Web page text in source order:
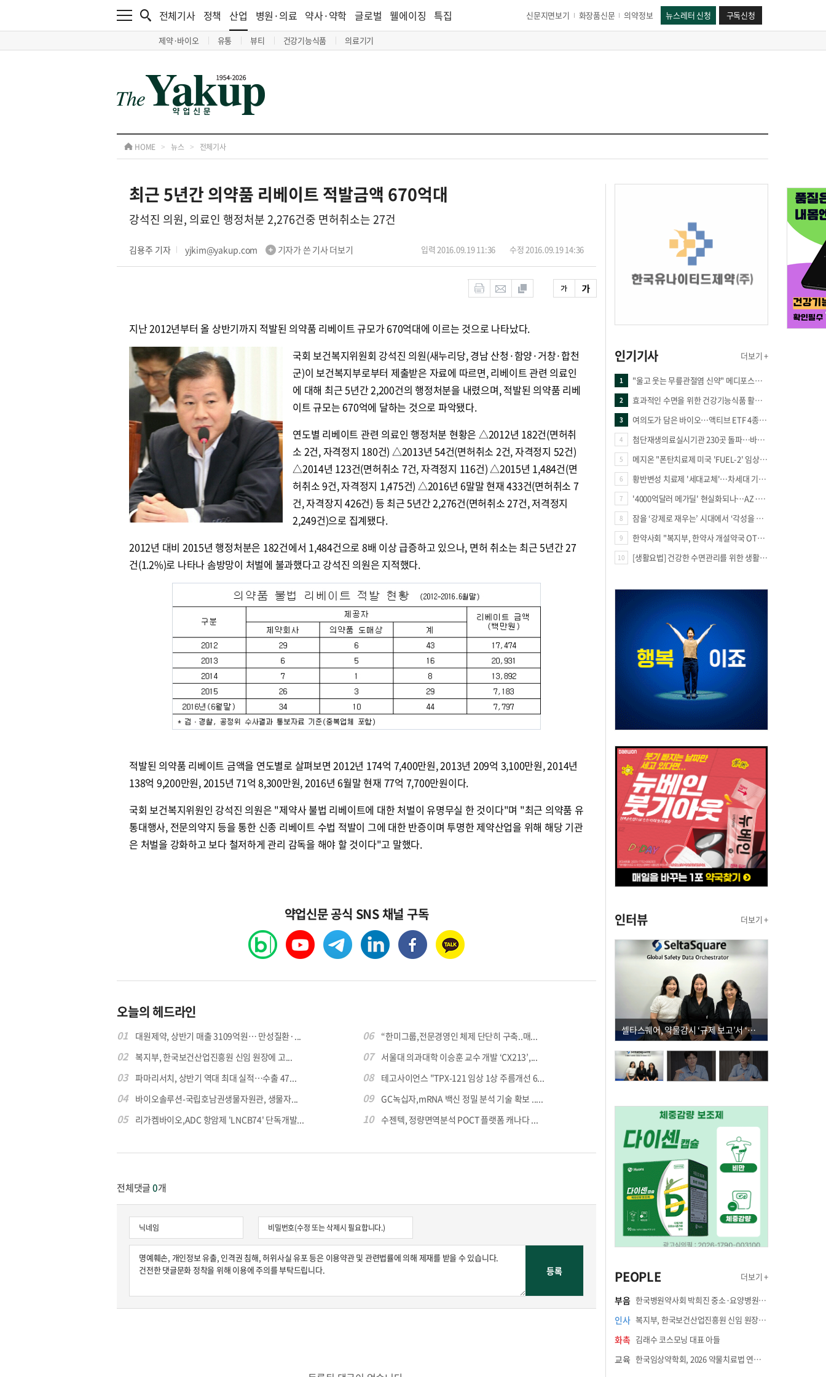
전체기사 정책 산업
제약·바이오 유통 뷰티 건강기능식품 의료기기
병원·의료 약사·약학 글로벌 웰에이징 특집 신문지면보기 화장품신문 의약정보 뉴스레터 신청 구독신청
HOME > 뉴스 > 전체기사
최근 5년간 의약품 리베이트 적발금액 670억대
강석진 의원, 의료인 행정처분 2,276건중 면허취소는 27건
김용주 기자 yjkim@yakup.com 기자가 쓴 기사 더보기 입력 2016.09.19 11:36 수정 2016.09.19 14:36
지난 2012년부터 올 상반기까지 적발된 의약품 리베이트 규모가 670억대에 이르는 것으로 나타났다.
국회 보건복지위원회 강석진 의원(새누리당, 경남 산청·함양·거창·합천
군)이 보건복지부로부터 제출받은 자료에 따르면, 리베이트 관련 의료인
에 대해 최근 5년간 2,200건의 행정처분을 내렸으며, 적발된 의약품 리베
이트 규모는 670억에 달하는 것으로 파악됐다.
연도별 리베이트 관련 의료인 행정처분 현황은 △2012년 182건(면허취
소 2건, 자격정지 180건) △2013년 54건(면허취소 2건, 자격정지 52건)
△2014년 123건(면허취소 7건, 자격정지 116건) △2015년 1,484건(면
허취소 9건, 자격정지 1,475건) △2016년 6말말 현재 433건(면허취소 7
건, 자격장지 426건) 등 최근 5년간 2,276건(면허취소 27건, 저격정지
2,249건)으로 집계됐다.
2012년 대비 2015년 행정처분은 182건에서 1,484건으로 8배 이상 급증하고 있으나, 면허 취소는 최근 5년간 27
건(1.2%)로 나타나 솜방망이 처벌에 불과했다고 강석진 의원은 지적했다.
적발된 의약품 리베이트 금액을 연도별로 살펴보면 2012년 174억 7,400만원, 2013년 209억 3,100만원, 2014년
138억 9,200만원, 2015년 71억 8,300만원, 2016년 6월말 현재 77억 7,700만원이다.
국회 보건복지위원인 강석진 의원은 "제약사 불법 리베이트에 대한 처벌이 유명무실 한 것이다"며 "최근 의약품 유
통대행사, 전문의약지 등을 통한 신종 리베이트 수법 적발이 그에 대한 반증이며 투명한 제약산업을 위해 해당 기관
은 처벌을 강화하고 보다 철저하게 관리 감독을 해야 할 것이다"고 말했다.
약업신문 공식 SNS 채널 구독
오늘의 헤드라인
01 대원제약, 상반기 매출 3109억원… 만성질환·...
02 복지부, 한국보건산업진흥원 신임 원장에 고...
03 파마리서치, 상반기 역대 최대 실적…수출 47...
04 바이오솔루션-국립호남권생물자원관, 생물자...
05 리가켐바이오,ADC 항암제 'LNCB74' 단독개발...
06 “한미그룹,전문경영인 체제 단단히 구축..매...
07 서울대 의과대학 이승훈 교수 개발 ‘CX213’,...
08 테고사이언스 "TPX-121 임상 1상 주름개선 6...
09 GC녹십자,mRNA 백신 정밀 분석 기술 확보 .....
10 수젠텍, 정량면역분석 POCT 플랫폼 캐나다 ...
전체댓글0개
인기기사 더보기 +
1 "울고 웃는 무릎관절염 신약" 메디포스트·강스템·네이처셀 전진, 코오롱티슈진 반전 과제
2 효과적인 수면을 위한 건강기능식품 활용법
3 여의도가 담은 바이오…액티브 ETF 4종의 선택은
4 첨단재생의료실시기관 230곳 돌파…바이오 새 시장 꿈틀
5 메지온 "폰탄치료제 미국 'FUEL-2' 임상 프로토콜 영국 승인"
6 황반변성 치료제 '세대교체'…차세대 기전 경쟁 본격화
7 '4000억달러 메가딜' 현실화되나…AZ·BMS 합병설에 글로벌 제약업계 촉각
8 잠을 ‘강제로 재우는’ 시대에서 ‘각성을 낮추는’ 시대로
9 한약사회 "복지부, 한약사 개설약국 OTC 공급 방해 더는 방관 말아야"
10 [생활요법] 건강한 수면관리를 위한 생활요법
인터뷰 더보기 +
셀타스퀘어, 약물감시 ‘규제 보고’서 ‘데이터 의사결정’으로 "PVX 전환 요구 커진다"
PEOPLE 더보기 +
부음 한국병원약사회 박희진 중소·요양병원이사(충청북도 청주의료원 약제팀장) 부친상
인사 복지부, 한국보건산업진흥원 신임 원장에 고상백 교수 임명
화촉 김래수 코스모닝 대표 아들
교육 한국임상약학회, 2026 약물치료법 연수강좌 8월 21일 개최